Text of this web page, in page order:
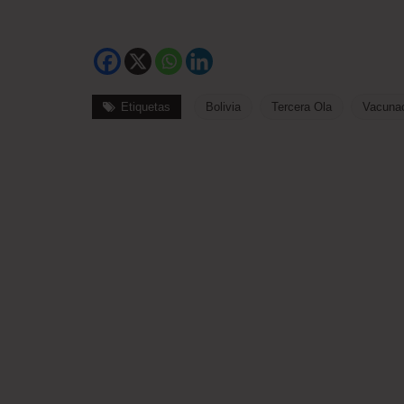
Etiquetas Bolivia Tercera Ola